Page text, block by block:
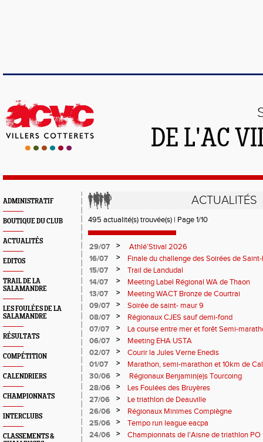
DE L'AC
ADMINISTRATIF
BOUTIQUE DU CLUB
ACTUALITÉS
EDITOS
TRAIL DE LA
SALAMANDRE
LES FOULÉES DE LA
SALAMANDRE
RÉSULTATS
COMPÉTITION
CALENDRIERS
CHAMPIONNATS
INTERCLUBS
CLASSEMENTS &
ACTUALITÉS
495 actualité(s) trouvée(s) | Page 1/10
29/07 >
Athlé’Stival 2026
16/07
>
Finale du challenge des Soirées de
15/07
>
Trail de Landudal
14/07
>
Meeting Label Régional WA de Thaon
13/07
>
Meeting WACT Bronze de Courtrai
09/07
>
Soirée de saint- maur 9
08/07
>
Régionaux CJES sauf demi-fond
07/07
>
La course entre mer et forêt Semi-
Plage
06/07 >
Meeting EHA USTA
02/07
>
Courir la Jules Verne Enedis
01/07
>
Marathon, semi-marathon et 10km de
30/06
>
Régionaux Benjamin(e)s Tourcoing
28/06
>
Les Foulées des Bruyères
27/06
>
Le triathlon de Deauville
26/06
>
Régionaux Minimes Compiègne
25/06
>
Tempo run league eacpa
24/06
>
Championnats de l'Aisne de triathlon PO